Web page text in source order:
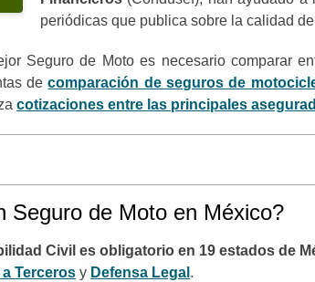
periódicas que publica sobre la calidad
Seguro de Moto es necesario comparar
decomparación de seguros de
cotizaciones entre las principales
Seguro de Moto en México?
Civil es obligatorio en 19 estados de
a Terceros y Defensa Legal .